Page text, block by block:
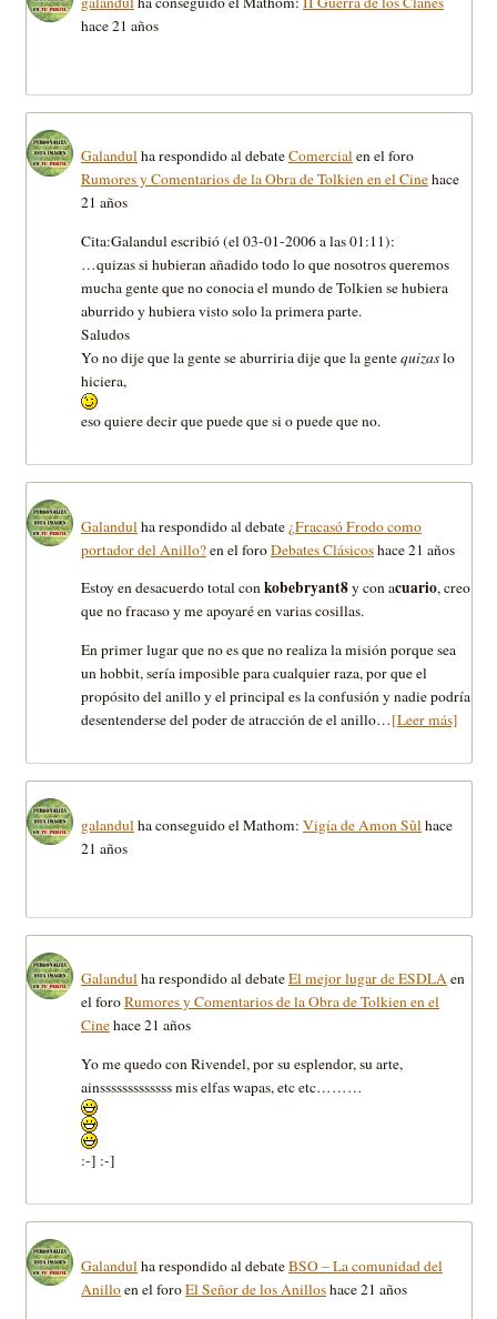
hace 21 años
Galandulha respondido al debateComercialen el foro
Rumores y Comentarios de la Obra de Tolkien en el Cinehace
21 años
Cita:Galandul escribió (el 03-01-2006 a las 01:11):
…quizas si hubieran añadido todo lo que nosotros queremos
mucha gente que no conocia el mundo de Tolkien se hubiera
aburrido y hubiera visto solo la primera parte.
Saludos
Yo no dije que la gente se aburriria dije que la gentequizaslo
hiciera,
eso quiere decir que puede que si o puede que no.
Galandulha respondido al debate¿Fracasó Frodo como
portador del Anillo?en el foroDebates Clásicoshace 21 años
Estoy en desacuerdo total conkobebryant8y con acuario, creo
que no fracaso y me apoyaré en varias cosillas.
En primer lugar que no es que no realiza la misión porque sea
un hobbit, sería imposible para cualquier raza, por que el
propósito del anillo y el principal es la confusión y nadie podría
desentenderse del poder de atracción de el anillo…[Leer más]
galandulha conseguido el Mathom: Vigía de Amon Sûlhace
21 años
Galandulha respondido al debateEl mejor lugar de ESDLAen
el foroRumores y Comentarios de la Obra de Tolkien en el
Cinehace 21 años
Yo me quedo con Rivendel, por su esplendor, su arte,
ainsssssssssssss mis elfas wapas, etc etc………
:-] :-]
Galandulha respondido al debateBSO – La comunidad del
Anilloen el foroEl Señor de los Anilloshace 21 años